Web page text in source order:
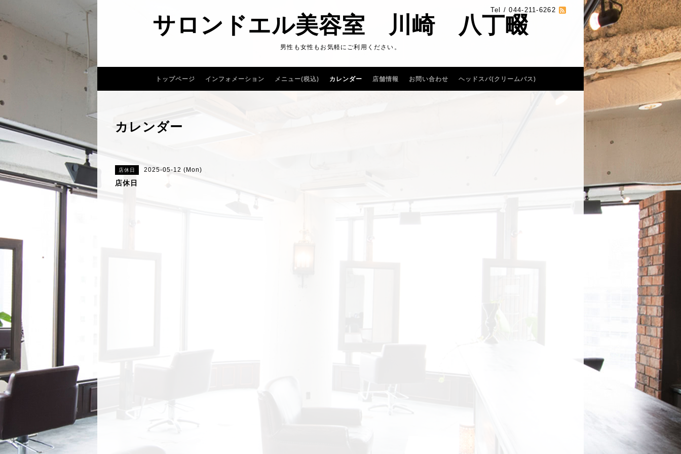
Tel / 044-211-6262
サロンドエル美容室 川崎 八丁畷
男性も女性もお気軽にご利用ください。
トップページ インフォメーション メニュー(税込) カレンダー 店舗情報 お問い合わせ ヘッドスパ(クリームバス)
カレンダー
店休日 2025-05-12 (Mon)
店休日